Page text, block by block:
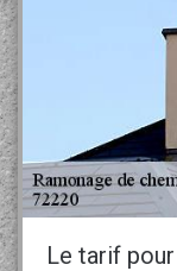
Le tarif